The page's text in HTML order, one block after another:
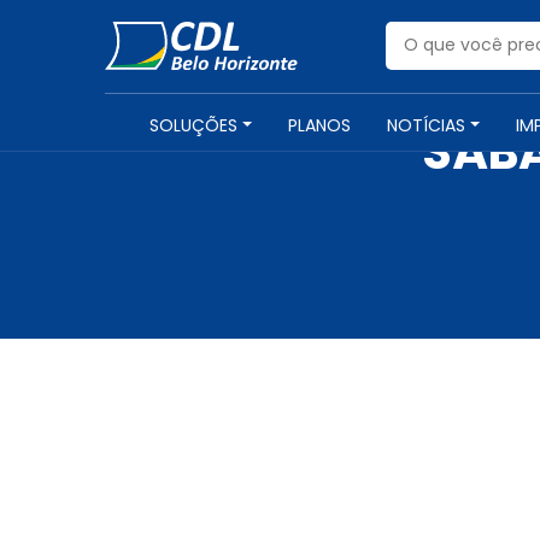
SOLUÇÕES PLANOS NOTÍCIAS